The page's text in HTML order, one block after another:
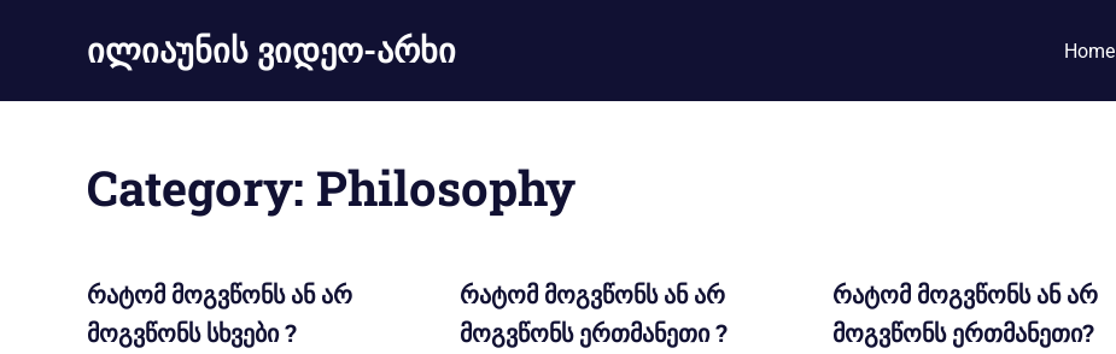
ილიაუნის ვიდეო-არხი Home
Category: Philosophy
რატომ მოგვწონს ან არ
მოგვწონს სხვები ?
რატომ მოგვწონს ან არ
მოგვწონს ერთმანეთი ?
რატომ მოგვწონს ან არ
მოგვწონს ერთმანეთი?